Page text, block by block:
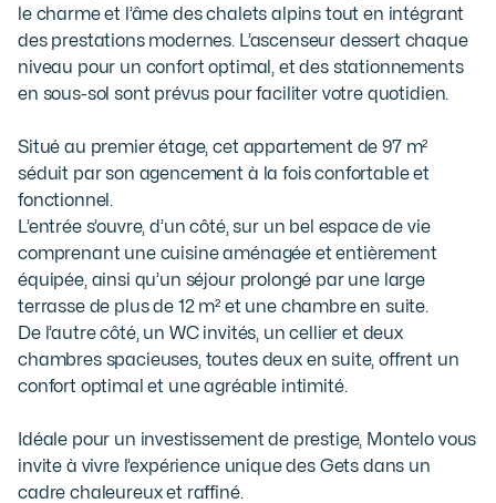
le charme et l’âme des chalets alpins tout en intégrant
des prestations modernes. L’ascenseur dessert chaque
niveau pour un confort optimal, et des stationnements
en sous-sol sont prévus pour faciliter votre quotidien.
Situé au premier étage, cet appartement de 97 m²
séduit par son agencement à la fois confortable et
fonctionnel.
L’entrée s’ouvre, d’un côté, sur un bel espace de vie
comprenant une cuisine aménagée et entièrement
équipée, ainsi qu’un séjour prolongé par une large
terrasse de plus de 12 m² et une chambre en suite.
De l’autre côté, un WC invités, un cellier et deux
chambres spacieuses, toutes deux en suite, offrent un
confort optimal et une agréable intimité.
Idéale pour un investissement de prestige, Montelo vous
invite à vivre l’expérience unique des Gets dans un
cadre chaleureux et raffiné.